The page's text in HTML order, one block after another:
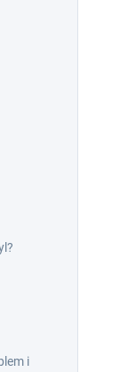
i